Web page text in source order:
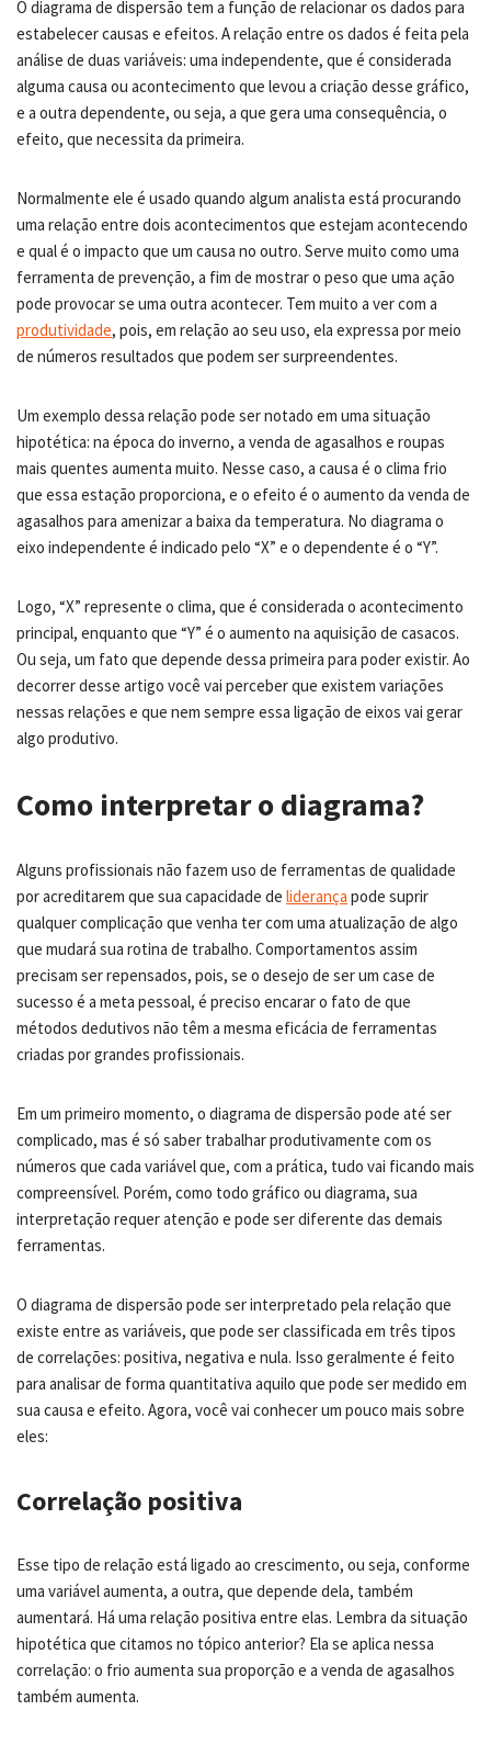
O diagrama de dispersão tem a função de relacionar os dados para
estabelecer causas e efeitos. A relação entre os dados é feita pela
análise de duas variáveis: uma independente, que é considerada
alguma causa ou acontecimento que levou a criação desse gráfico,
e a outra dependente, ou seja, a que gera uma consequência, o
efeito, que necessita da primeira.
Normalmente ele é usado quando algum analista está procurando
uma relação entre dois acontecimentos que estejam acontecendo
e qual é o impacto que um causa no outro. Serve muito como uma
ferramenta de prevenção, a fim de mostrar o peso que uma ação
pode provocar se uma outra acontecer. Tem muito a ver com a
produtividade, pois, em relação ao seu uso, ela expressa por meio
de números resultados que podem ser surpreendentes.
Um exemplo dessa relação pode ser notado em uma situação
hipotética: na época do inverno, a venda de agasalhos e roupas
mais quentes aumenta muito. Nesse caso, a causa é o clima frio
que essa estação proporciona, e o efeito é o aumento da venda de
agasalhos para amenizar a baixa da temperatura. No diagrama o
eixo independente é indicado pelo “X” e o dependente é o “Y”.
Logo, “X” represente o clima, que é considerada o acontecimento
principal, enquanto que “Y” é o aumento na aquisição de casacos.
Ou seja, um fato que depende dessa primeira para poder existir. Ao
decorrer desse artigo você vai perceber que existem variações
nessas relações e que nem sempre essa ligação de eixos vai gerar
algo produtivo.
Como interpretar o diagrama?
Alguns profissionais não fazem uso de ferramentas de qualidade
por acreditarem que sua capacidade de liderança pode suprir
qualquer complicação que venha ter com uma atualização de algo
que mudará sua rotina de trabalho. Comportamentos assim
precisam ser repensados, pois, se o desejo de ser um case de
sucesso é a meta pessoal, é preciso encarar o fato de que
métodos dedutivos não têm a mesma eficácia de ferramentas
criadas por grandes profissionais.
Em um primeiro momento, o diagrama de dispersão pode até ser
complicado, mas é só saber trabalhar produtivamente com os
números que cada variável que, com a prática, tudo vai ficando mais
compreensível. Porém, como todo gráfico ou diagrama, sua
interpretação requer atenção e pode ser diferente das demais
ferramentas.
O diagrama de dispersão pode ser interpretado pela relação que
existe entre as variáveis, que pode ser classificada em três tipos
de correlações: positiva, negativa e nula. Isso geralmente é feito
para analisar de forma quantitativa aquilo que pode ser medido em
sua causa e efeito. Agora, você vai conhecer um pouco mais sobre
eles:
Correlação positiva
Esse tipo de relação está ligado ao crescimento, ou seja, conforme
uma variável aumenta, a outra, que depende dela, também
aumentará. Há uma relação positiva entre elas. Lembra da situação
hipotética que citamos no tópico anterior? Ela se aplica nessa
correlação: o frio aumenta sua proporção e a venda de agasalhos
também aumenta.